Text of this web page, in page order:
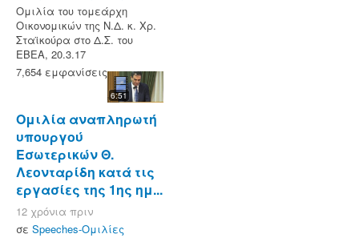
Ομιλία του τομεάρχη
Οικονομικών της Ν.Δ. κ. Χρ.
Σταϊκούρα στο Δ.Σ. του
ΕΒΕΑ, 20.3.17
7,654 εμφανίσεις
6:51
Ομιλία αναπληρωτή
υπουργού
Εσωτερικών Θ.
Λεονταρίδη κατά τις
εργασίες της 1ης ημ...
12 χρόνια πριν
σε Speeches-Ομιλίες